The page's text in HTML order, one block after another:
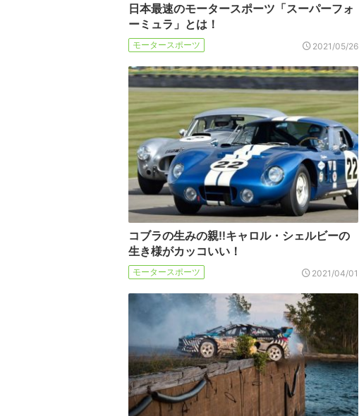
日本最速のモータースポーツ「スーパーフォ
ーミュラ」とは！
モータースポーツ 2021/05/26
コブラの生みの親!!キャロル・シェルビーの
生き様がカッコいい！
モータースポーツ 2021/04/01